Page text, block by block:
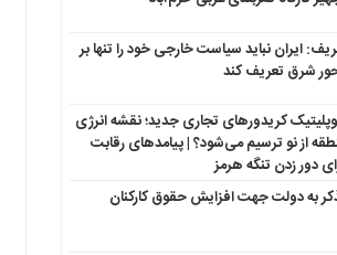
ایران نباید سیاست خارجی خود را تنها بر
شرق تعریف کند
کریدورهای تجاری جدید؛ نقشه انرژی
از نو ترسیم می‌شود؟ | پیامدهای رقابت
دور زدن تنگه هرمز
به دولت جهت افزایش حقوق کارکنان